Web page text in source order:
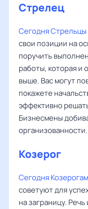
Стрелец
Сегодня Стрельцы
свои позиции на
поручить
работы, которая и
выше. Вас могут
покажете
эффективно
Бизнесмены
организованности.
Козерог
Сегодня Козерогам
советуют для
на заграницу.